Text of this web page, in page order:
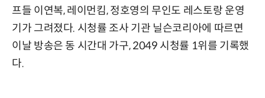
프들 이연복, 레이먼킴, 정호영의 무인도 레스토랑 운영
기가 그려졌다. 시청률 조사 기관 닐슨코리아에 따르면
이날 방송은 동 시간대 가구, 2049 시청률 1위를 기록했
다.